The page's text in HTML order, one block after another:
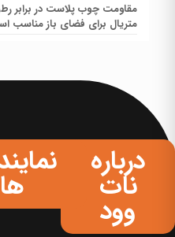
مقاومت چوب پلاست در برابر
متریال برای فضای باز مناسب
درباره
نات
وود
ها